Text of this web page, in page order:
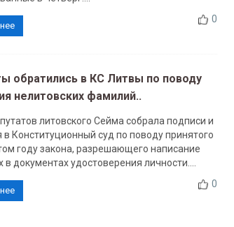
0
обратились в КС Литвы по поводу
нелитовских фамилий..
литовского Сейма собрала подписи и
в Конституционный суд по поводу принятого
году закона, разрешающего написание
в документах удостоверения личности....
0